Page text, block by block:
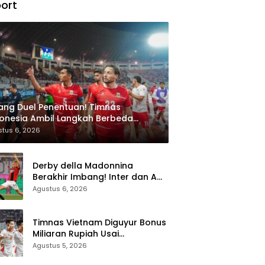
Duel Penentuan! Timnas
Ambil Langkah Berbeda
Singapura di Piala AFF 2026
6, 2026
Derby della Madonnina
Berakhir Imbang! Inter dan AC
Milan Sama Kuat 1-1 di Perth
Agustus 6, 2026
Timnas Vietnam Diguyur Bonus
Miliaran Rupiah Usai
Permalukan Indonesia di Piala
Agustus 5, 2026